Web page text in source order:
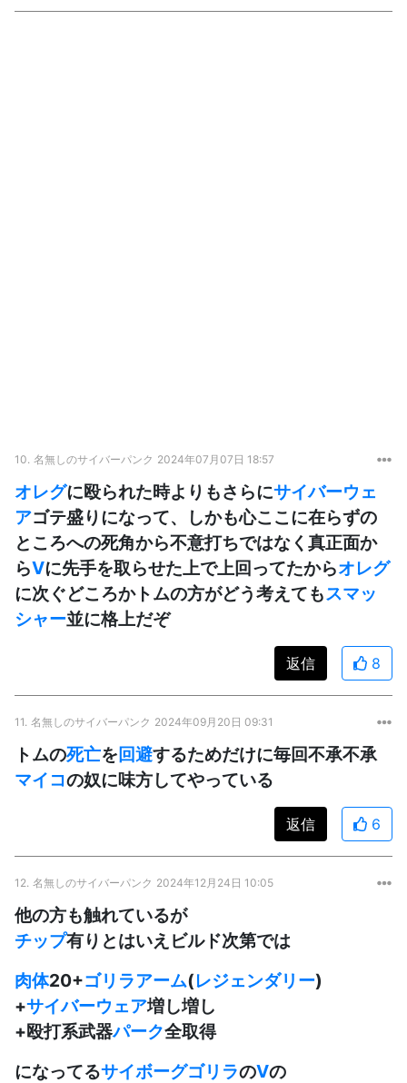
10. 名無しのサイバーパンク 2024年07月07日 18:57
オレグに殴られた時よりもさらにサイバーウェ
アゴテ盛りになって、しかも心ここに在らずの
ところへの死角から不意打ちではなく真正面か
らVに先手を取らせた上で上回ってたからオレグ
に次ぐどころかトムの方がどう考えてもスマッ
シャー並に格上だぞ
返信 8
11. 名無しのサイバーパンク 2024年09月20日 09:31
トムの死亡を回避するためだけに毎回不承不承
マイコの奴に味方してやっている
返信 6
12. 名無しのサイバーパンク 2024年12月24日 10:05
他の方も触れているが
チップ有りとはいえビルド次第では
肉体20+ゴリラアーム(レジェンダリー)
+サイバーウェア増し増し
+殴打系武器パーク全取得
になってるサイボーグゴリラのVの